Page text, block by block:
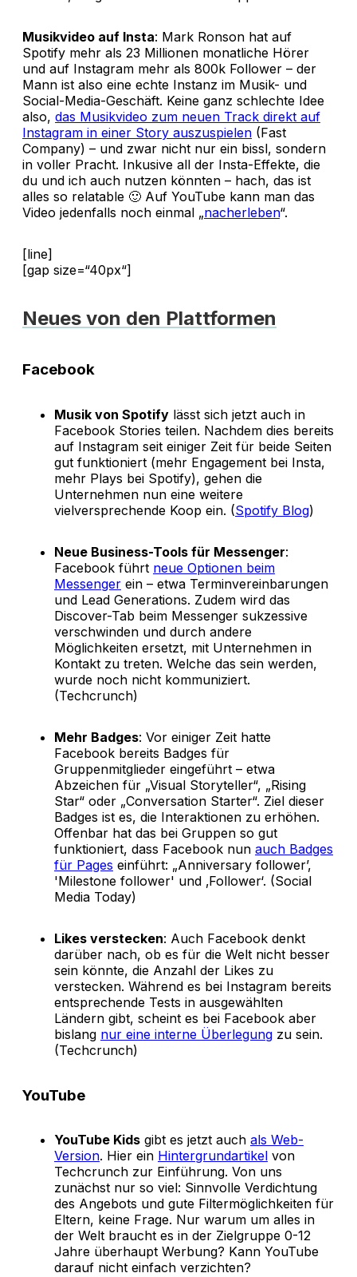
Musikvideo auf Insta: Mark Ronson hat auf
Spotify mehr als 23 Millionen monatliche Hörer
und auf Instagram mehr als 800k Follower – der
Mann ist also eine echte Instanz im Musik- und
Social-Media-Geschäft. Keine ganz schlechte Idee
also, das Musikvideo zum neuen Track direkt auf
Instagram in einer Story auszuspielen (Fast
Company) – und zwar nicht nur ein bissl, sondern
in voller Pracht. Inkusive all der Insta-Effekte, die
du und ich auch nutzen könnten – hach, das ist
alles so relatable 🙂 Auf YouTube kann man das
Video jedenfalls noch einmal „nacherleben“.
[line]
[gap size=“40px“]
Neues von den Plattformen
Facebook
Musik von Spotify lässt sich jetzt auch in
Facebook Stories teilen. Nachdem dies bereits
auf Instagram seit einiger Zeit für beide Seiten
gut funktioniert (mehr Engagement bei Insta,
mehr Plays bei Spotify), gehen die
Unternehmen nun eine weitere
vielversprechende Koop ein. (Spotify Blog)
Neue Business-Tools für Messenger:
Facebook führt neue Optionen beim
Messenger ein – etwa Terminvereinbarungen
und Lead Generations. Zudem wird das
Discover-Tab beim Messenger sukzessive
verschwinden und durch andere
Möglichkeiten ersetzt, mit Unternehmen in
Kontakt zu treten. Welche das sein werden,
wurde noch nicht kommuniziert.
(Techcrunch)
Mehr Badges: Vor einiger Zeit hatte
Facebook bereits Badges für
Gruppenmitglieder eingeführt – etwa
Abzeichen für „Visual Storyteller“, „Rising
Star“ oder „Conversation Starter“. Ziel dieser
Badges ist es, die Interaktionen zu erhöhen.
Offenbar hat das bei Gruppen so gut
funktioniert, dass Facebook nun auch Badges
für Pages einführt: „Anniversary follower’,
'Milestone follower' und ‚Follower‘. (Social
Media Today)
Likes verstecken: Auch Facebook denkt
darüber nach, ob es für die Welt nicht besser
sein könnte, die Anzahl der Likes zu
verstecken. Während es bei Instagram bereits
entsprechende Tests in ausgewählten
Ländern gibt, scheint es bei Facebook aber
bislang nur eine interne Überlegung zu sein.
(Techcrunch)
YouTube
YouTube Kids gibt es jetzt auch als Web-
Version. Hier ein Hintergrundartikel von
Techcrunch zur Einführung. Von uns
zunächst nur so viel: Sinnvolle Verdichtung
des Angebots und gute Filtermöglichkeiten für
Eltern, keine Frage. Nur warum um alles in
der Welt braucht es in der Zielgruppe 0-12
Jahre überhaupt Werbung? Kann YouTube
darauf nicht einfach verzichten?